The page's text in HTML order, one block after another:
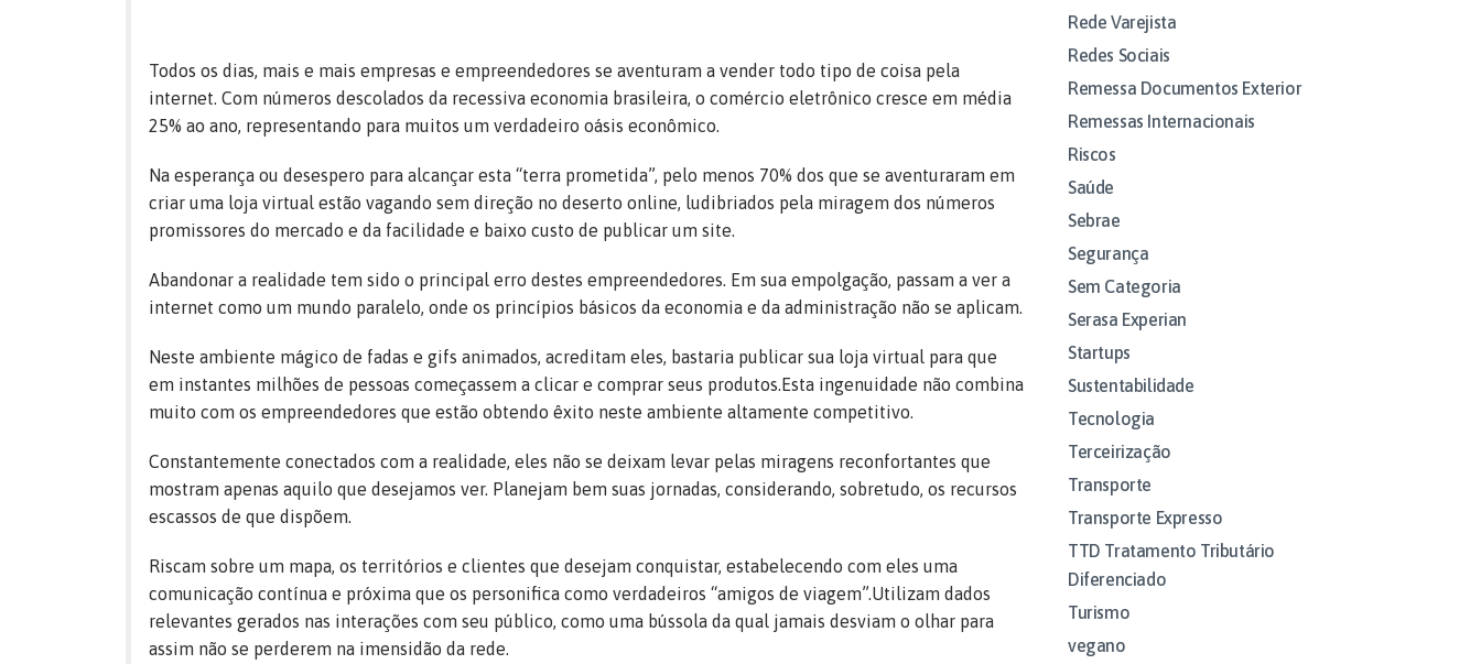
Todos os dias, mais e mais empresas e empreendedores se aventuram a vender todo tipo de coisa pela
internet. Com números descolados da recessiva economia brasileira, o comércio eletrônico cresce em média
25% ao ano, representando para muitos um verdadeiro oásis econômico.
Na esperança ou desespero para alcançar esta “terra prometida”, pelo menos 70% dos que se aventuraram em
criar uma loja virtual estão vagando sem direção no deserto online, ludibriados pela miragem dos números
promissores do mercado e da facilidade e baixo custo de publicar um site.
Abandonar a realidade tem sido o principal erro destes empreendedores. Em sua empolgação, passam a ver a
internet como um mundo paralelo, onde os princípios básicos da economia e da administração não se aplicam.
Neste ambiente mágico de fadas e gifs animados, acreditam eles, bastaria publicar sua loja virtual para que
em instantes milhões de pessoas começassem a clicar e comprar seus produtos.Esta ingenuidade não combina
muito com os empreendedores que estão obtendo êxito neste ambiente altamente competitivo.
Constantemente conectados com a realidade, eles não se deixam levar pelas miragens reconfortantes que
mostram apenas aquilo que desejamos ver. Planejam bem suas jornadas, considerando, sobretudo, os recursos
escassos de que dispõem.
Riscam sobre um mapa, os territórios e clientes que desejam conquistar, estabelecendo com eles uma
comunicação contínua e próxima que os personifica como verdadeiros “amigos de viagem”.Utilizam dados
relevantes gerados nas interações com seu público, como uma bússola da qual jamais desviam o olhar para
assim não se perderem na imensidão da rede.
Rede Varejista
Redes Sociais
Remessa Documentos Exterior
Remessas Internacionais
Riscos
Saúde
Sebrae
Segurança
Sem Categoria
Serasa Experian
Startups
Sustentabilidade
Tecnologia
Terceirização
Transporte
Transporte Expresso
TTD Tratamento Tributário
Diferenciado
Turismo
vegano